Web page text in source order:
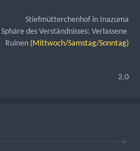
Stiefmütterchenhof in Inazuma
Sphäre des Verständnisses: Verlassene
Ruinen (Mittwoch/Samstag/Sonntag)
2.0